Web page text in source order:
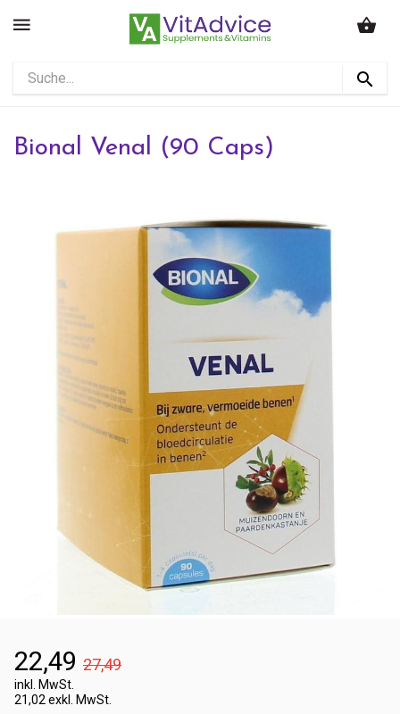
Bional Venal (90 Caps)
22,49 27,49
inkl. MwSt.
21,02 exkl. MwSt.